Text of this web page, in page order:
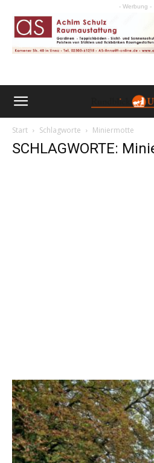
- Werbung -
Start Schlagworte Miniermotte
SCHLAGWORTE: